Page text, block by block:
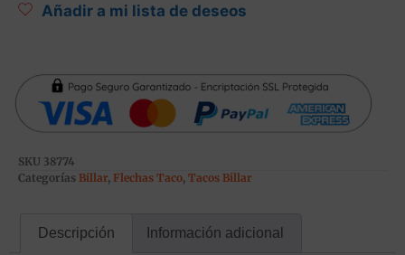
Añadir a mi lista de deseos
SKU 38774
Categorías Billar, Flechas Taco, Tacos Billar
Descripción Información adicional